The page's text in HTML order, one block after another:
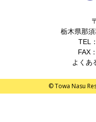
栃木県那
TEL：
FAX
よくあ
© Towa Nasu